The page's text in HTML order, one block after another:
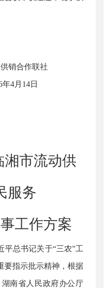
供销合作联社
年4月14日
市流动供
服务
作方案
总书记关于“三农”工
要指示批示精神，根据
湖南省人民政府办公厅